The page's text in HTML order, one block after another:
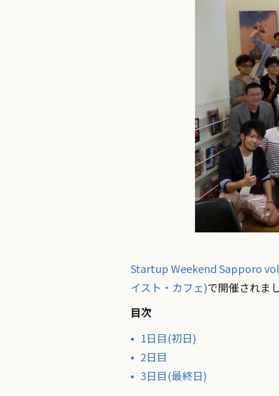
Startup Weekend Sapporo
イスト・カフェ)で開催されま
目次
1日目(初日)
2日目
3日目(最終日)